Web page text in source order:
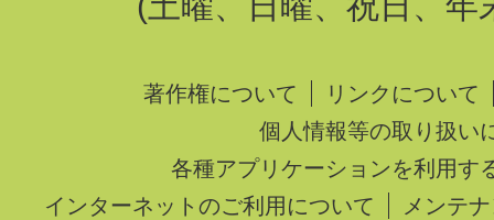
著作権について
リンクについて
個人情報等の取り扱い
各種アプリケーションを利用す
インターネットのご利用について
メンテ